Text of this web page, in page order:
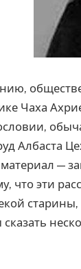
Чаха
Албаста
—
что эти
старины,